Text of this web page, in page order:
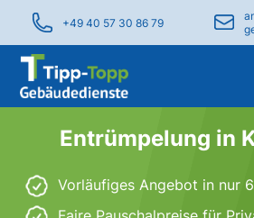
+49 40 57 30 86 79
Entrümpelung in
Vorläufiges Angebot in nur